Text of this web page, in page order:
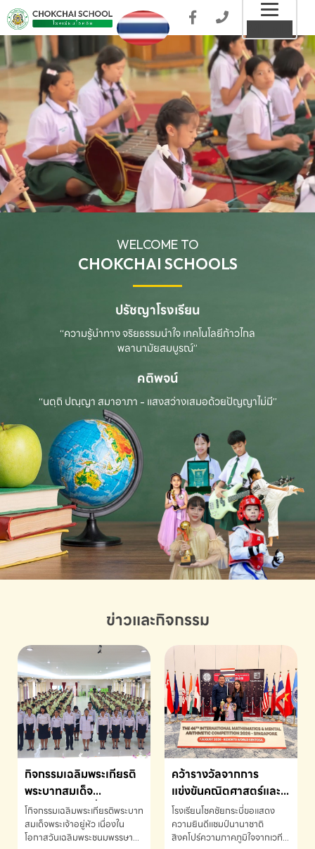
WELCOME TO
CHOKCHAI SCHOOLS
ปรัชญาโรงเรียน
“ความรู้นำทาง จริยธรรมนำใจ เทคโนโลยีก้าวไกล
พลานามัยสมบูรณ์”
คติพจน์
“นตฺถิ ปณฺญา สมาอาภา - แสงสว่างเสมอด้วยปัญญาไม่มี”
ข่าวและกิจกรรม
กิจกรรมเฉลิมพระเกียรติ
พระบาทสมเด็จ
พระเจ้าอยู่หัว เนื่องใน
โอกาสวันเฉลิม
พระชนมพรรษา
โกิจกรรมเฉลิมพระเกียรติพระบาท
สมเด็จพระเจ้าอยู่หัว เนื่องใน
โอกาสวันเฉลิมพระชนมพรรษา
คว้ารางวัลจากการ
แข่งขันคณิตศาสตร์และ
คณิตคิดเร็วนานาชาติ
ครั้งที่ 46 ประจำปี 2569
ณ ประเทศสิงคโปร์
โรงเรียนโชคชัยกระบี่ขอแสดง
ความยินดีแชมป์นานาชาติ
สิงคโปร์ความภาคภูมิใจจากเวที